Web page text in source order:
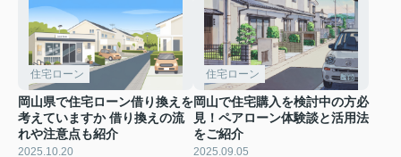
住宅ローン
岡山県で住宅ローン借り換えを
考えていますか 借り換えの流
れや注意点も紹介
2025.10.20
住宅ローン
岡山で住宅購入を検討中の方必
見！ペアローン体験談と活用法
をご紹介
2025.09.05